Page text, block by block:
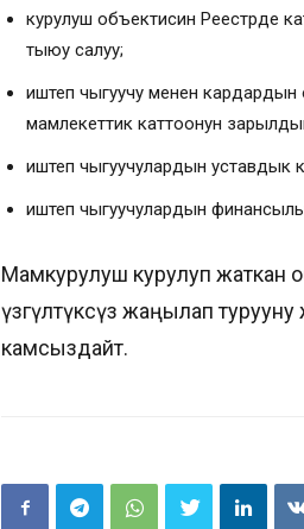
курулуш объектисин Реестрде
тыюу салуу;
иштеп чыгуучу менен кардардын
мамлекеттик каттоонун
иштеп чыгуучулардын уставдык
иштеп чыгуучулардын
Мамкурулуш курулуп жаткан
үзгүлтүксүз жаңылап
камсыздайт.